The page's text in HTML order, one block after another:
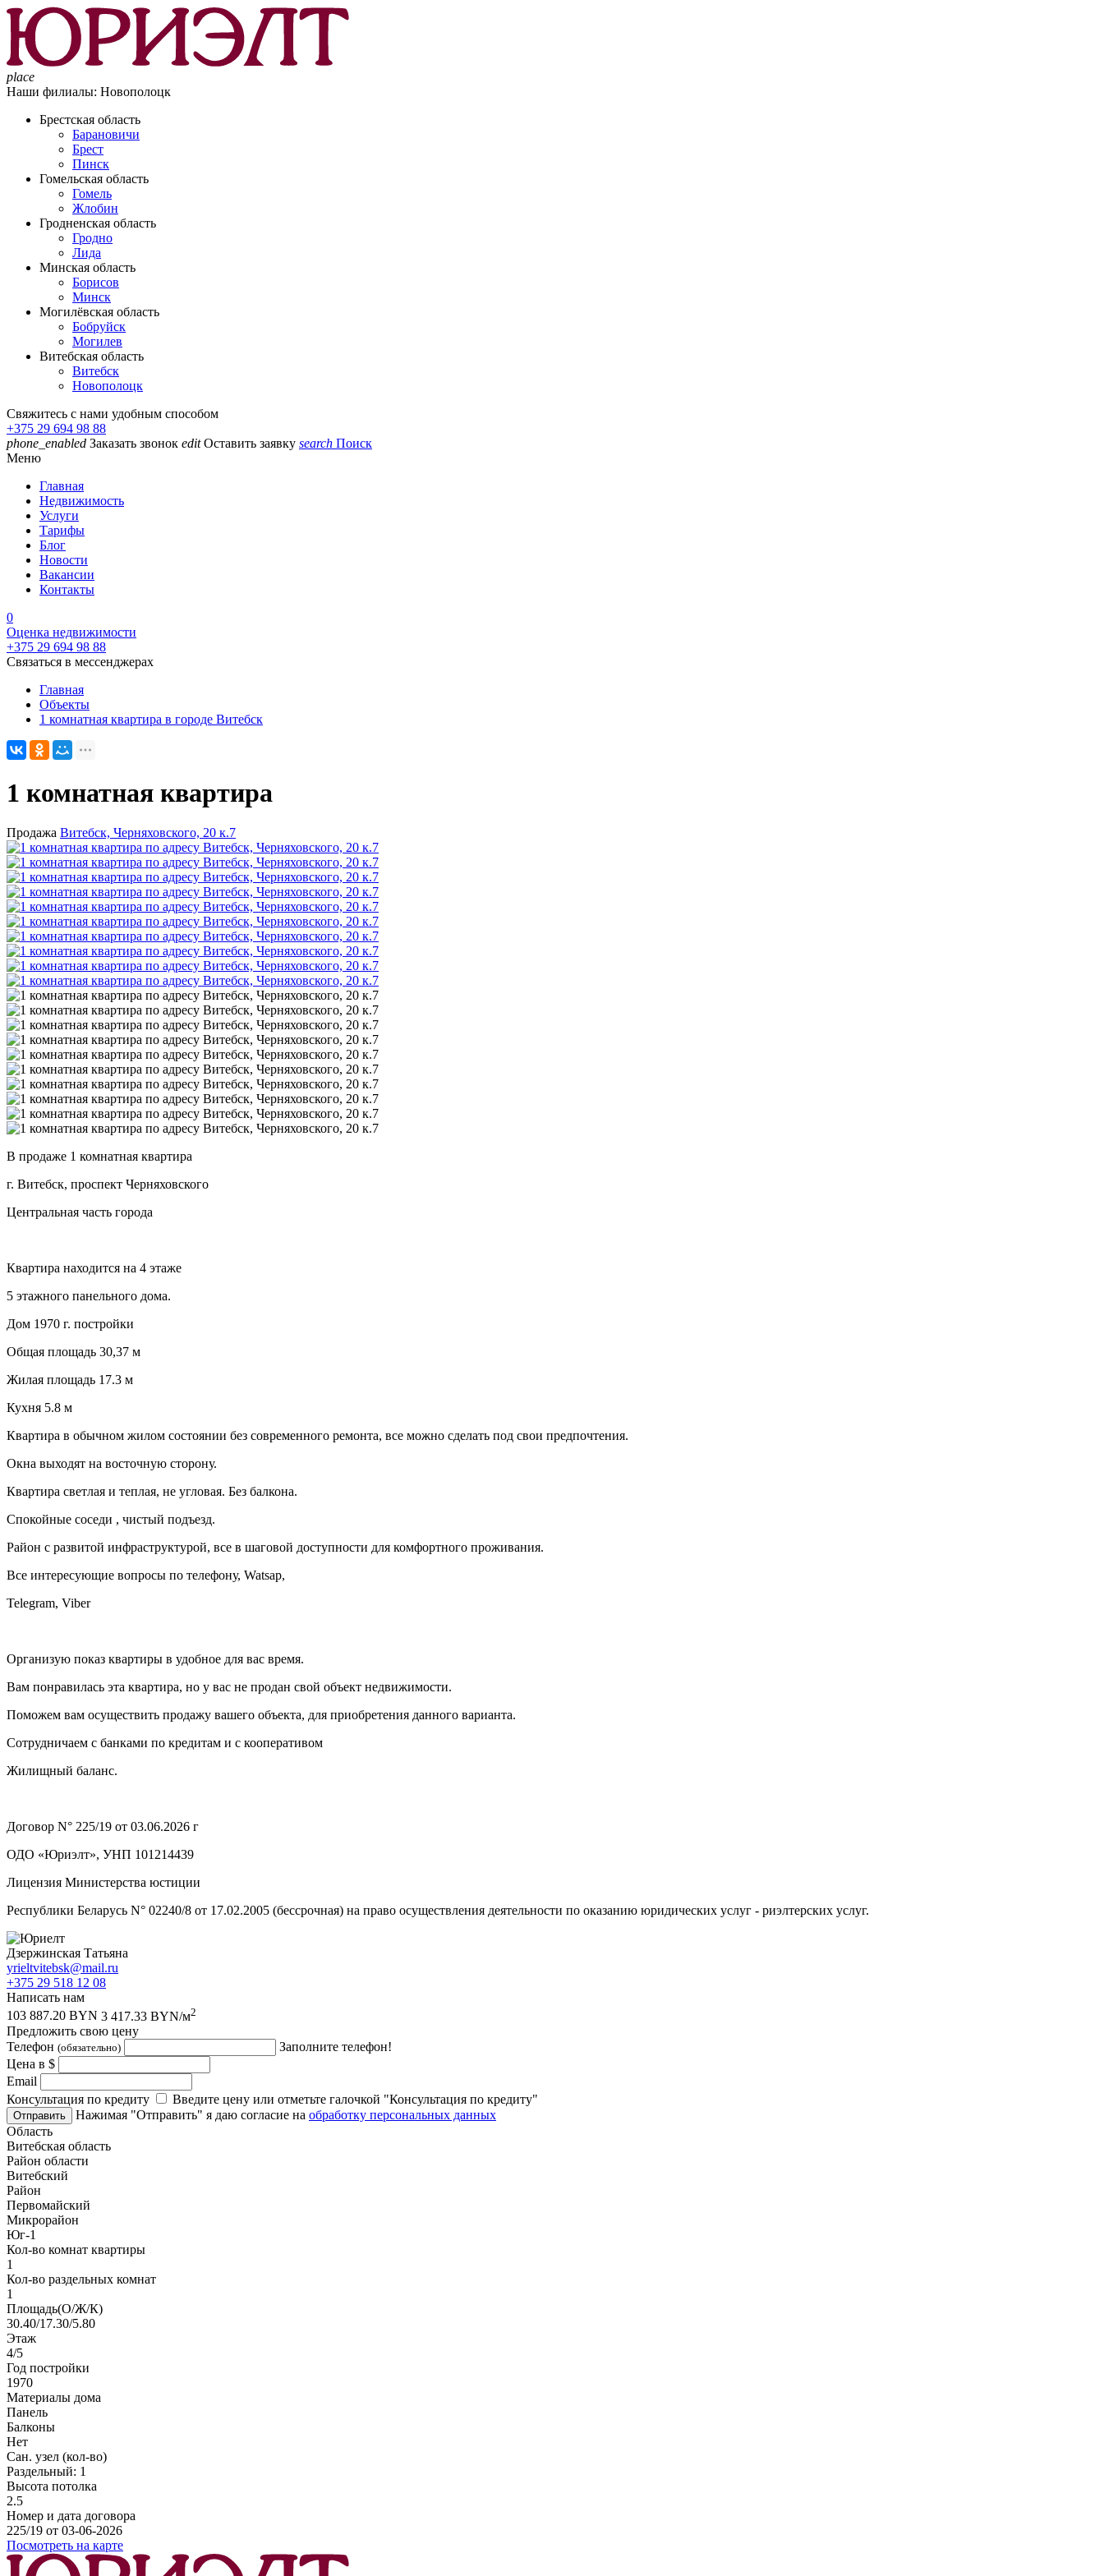
place
Наши филиалы: Новополоцк
Брестская область
Барановичи
Брест
Пинск
Гомельская область
Гомель
Жлобин
Гродненская область
Гродно
Лида
Минская область
Борисов
Минск
Могилёвская область
Бобруйск
Могилев
Витебская область
Витебск
Новополоцк
Свяжитесь с нами удобным способом
+375 29 694 98 88
phone_enabled Заказать звонок edit Оставить заявку search Поиск
Меню
Главная
Недвижимость
Услуги
Тарифы
Блог
Новости
Вакансии
Контакты
0
Оценка недвижимости
+375 29 694 98 88
Связаться в мессенджерах
Главная
Объекты
1 комнатная квартира в городе Витебск
1 комнатная квартира
Продажа Витебск, Черняховского, 20 к.7
В продаже 1 комнатная квартира
г. Витебск, проспект Черняховского
Центральная часть города
Квартира находится на 4 этаже
5 этажного панельного дома.
Дом 1970 г. постройки
Общая площадь 30,37 м
Жилая площадь 17.3 м
Кухня 5.8 м
Квартира в обычном жилом состоянии без современного ремонта, все можно сделать под свои предпочтения.
Окна выходят на восточную сторону.
Квартира светлая и теплая, не угловая. Без балкона.
Спокойные соседи , чистый подъезд.
Район с развитой инфраструктурой, все в шаговой доступности для комфортного проживания.
Все интересующие вопросы по телефону, Watsap,
Telegram, Viber
Организую показ квартиры в удобное для вас время.
Вам понравилась эта квартира, но у вас не продан свой объект недвижимости.
Поможем вам осуществить продажу вашего объекта, для приобретения данного варианта.
Сотрудничаем с банками по кредитам и с кооперативом
Жилищный баланс.
Договор N° 225/19 от 03.06.2026 г
ОДО «Юриэлт», УНП 101214439
Лицензия Министерства юстиции
Республики Беларусь N° 02240/8 от 17.02.2005 (бессрочная) на право осуществления деятельности по оказанию юридических услуг - риэлтерских услуг.
Дзержинская Татьяна
yrieltvitebsk@mail.ru
+375 29 518 12 08
Написать нам
103 887.20 BYN 3 417.33 BYN/м2
Предложить свою цену
Телефон (обязательно)
Заполните телефон!
Цена в $
Email
Консультация по кредиту
Введите цену или отметьте галочкой "Консультация по кредиту"
Отправить Нажимая "Отправить" я даю согласие на обработку персональных данных
Область
Витебская область
Район области
Витебский
Район
Первомайский
Микрорайон
Юг-1
Кол-во комнат квартиры
1
Кол-во раздельных комнат
1
Площадь(О/Ж/К)
30.40/17.30/5.80
Этаж
4/5
Год постройки
1970
Материалы дома
Панель
Балконы
Нет
Сан. узел (кол-во)
Раздельный: 1
Высота потолка
2.5
Номер и дата договора
225/19 от 03-06-2026
Посмотреть на карте